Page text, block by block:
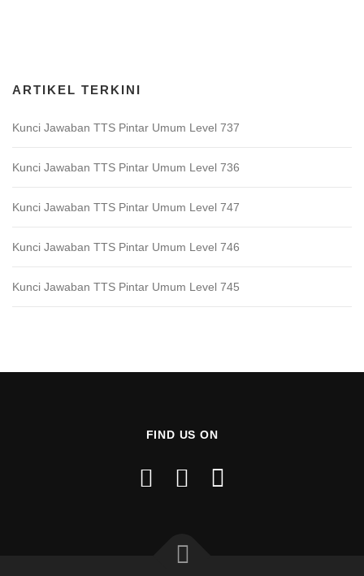
ARTIKEL TERKINI
Kunci Jawaban TTS Pintar Umum Level 737
Kunci Jawaban TTS Pintar Umum Level 736
Kunci Jawaban TTS Pintar Umum Level 747
Kunci Jawaban TTS Pintar Umum Level 746
Kunci Jawaban TTS Pintar Umum Level 745
FIND US ON